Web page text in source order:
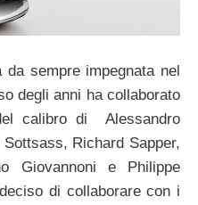
da sempre impegnata nel
degli anni ha collaborato
calibro di Alessandro
Richard Sapper,
Giovannoni e Philippe
di collaborare con i